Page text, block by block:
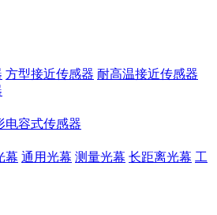
方型接近传感器 耐高温接近传感器
电容式传感器
幕 通用光幕 测量光幕 长距离光幕 工